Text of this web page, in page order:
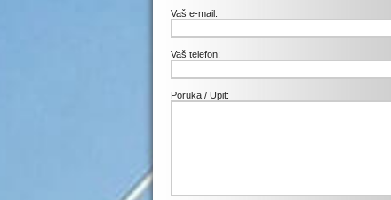
Vaš e-mail:
Vaš telefon:
Poruka / Upit: